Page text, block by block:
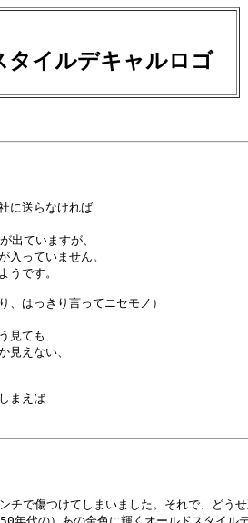
タイルデキャルロゴ
に送らなければ
出ていますが、
入っていません。
うです。
、はっきり言ってニセモノ）
見ても
見えない、
まえば
で傷つけてしまいました。それで、どう